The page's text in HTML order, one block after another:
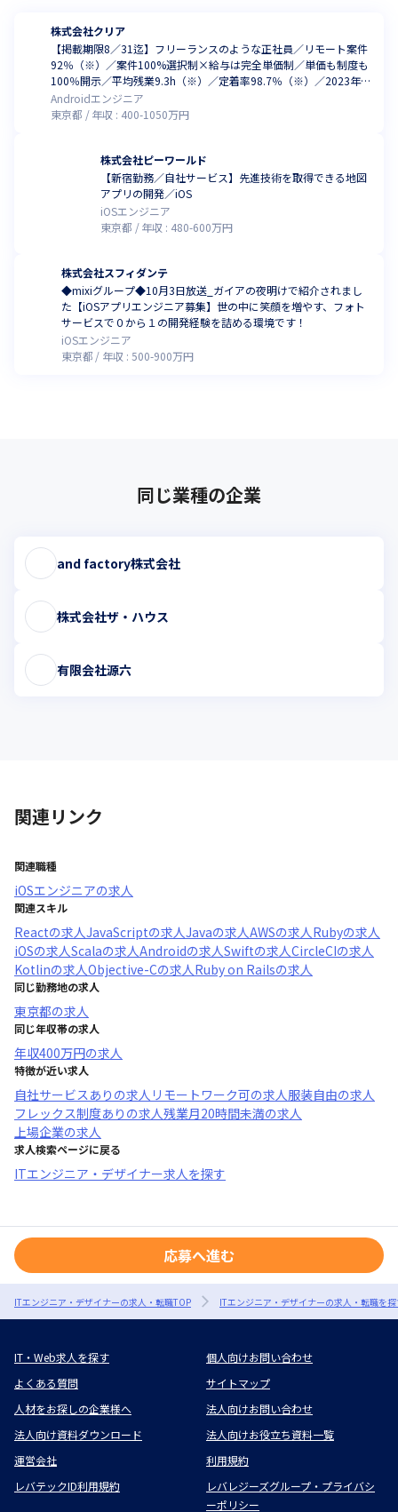
業務委託サーバーサイドエンジニア3名
アプリチーム：
正社員iOSエンジニア2名、正社員Androidエンジニア1
名、業務委託Androidエンジニア1名
・サービス運用10名
・UIUXデザイナー1名
＜開発メンバーの裁量＞
・OS やエディタ、IDE といった個人の環境は、各自の責
任で好きなものを使うことができます。
・企画を決定する場に、実装を担当する開発メンバーが参
・タスクの見積もりは、実装を担当するメンバーが中心と
なって行います
・全体のスケジュール管理は、途中の成果を随時確認しな
納期または盛り込む機能を柔軟に調整する形で行ってい
し、実践して頂けます。
限集中して成果を出せる人がフィットする会社です。
会社としてはまだまだベンチャーとして新しいことにチャ
レンジして行きますが、長時間猛烈に働くということは避
け、集中力をもって、成果を出すことを重視しています。
休日出勤や深夜残業はほぼなく、エンジニア平均残業時間
も3.8時間と少なく、ワークライフバランスに優れた組織
株式会社クリア
【掲載期限8／31迄】フリーランスのような正社員／リモート案件
92％（※）／案件100%選択制×給与は完全単価制／単価も制度も
100％開示／平均残業9.3h（※）／定着率98.7％（※）／2023年度
の売上成長率は160%（※いずれも、2025年12月時点）
Androidエンジニア
東京都
年収 : 400-1050万円
株式会社ピーワールド
【新宿勤務／自社サービス】先進技術を取得できる地図
アプリの開発／iOS
iOSエンジニア
東京都
年収 : 480-600万円
株式会社スフィダンテ
◆mixiグループ◆10月3日放送_ガイアの夜明けで紹介されまし
た【iOSアプリエンジニア募集】世の中に笑顔を増やす、フォト
サービスで０から１の開発経験を詰める環境です！
iOSエンジニア
東京都
年収 : 500-900万円
同じ業種の企業
and factory株式会社
株式会社ザ・ハウス
有限会社源六
関連リンク
関連職種
iOSエンジニアの求人
関連スキル
Reactの求人JavaScriptの求人Javaの求人AWSの求人Rubyの求人
iOSの求人Scalaの求人Androidの求人Swiftの求人CircleCIの求人
Kotlinの求人Objective-Cの求人Ruby on Railsの求人
同じ勤務地の求人
東京都の求人
同じ年収帯の求人
年収400万円の求人
特徴が近い求人
自社サービスあり の求人 リモートワーク可の求人服装自由の求人
フレックス制度あり の求人残業月20時間未満の求人
上場企業の求人
求人検索ページに戻る
ITエンジニア・デザイナー求人を探す
応募へ進む
ITエンジニア・デザイナーの求人・転職TOP ITエンジニア・デザイナーの求人・転職を
IT・Web求人を探す
個人向けお問い合わせ
よくある質問
サイトマップ
人材をお探しの企業様へ
法人向けお問い合わせ
法人向け資料ダウンロード
法人向けお役立ち資料一覧
運営会社
利用規約
レバテックID利用規約
レバレジーズグループ・プライバシ
ーポリシー